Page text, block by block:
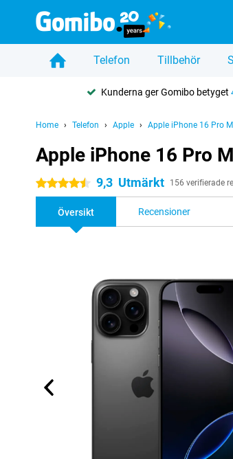
Telefon Tillbehör
Kunderna ger Gomibo betyget
Home Telefon Apple Apple iPhone 16 Pro
Apple iPhone 16 Pro
4.5 stjärnor 9,3 Utmärkt 156 verifierade
Översikt Recensioner